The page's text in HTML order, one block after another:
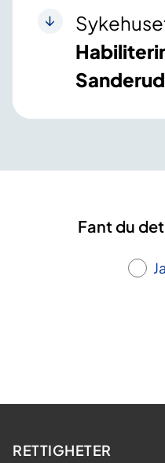
Sanderud
Fant du
Ja
RETTIGHETER